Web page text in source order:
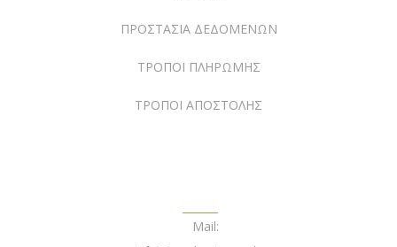
ΠΡΟΣΤΑΣΙΑ ΔΕΔΟΜΕΝΩΝ
ΤΡΟΠΟΙ ΠΛΗΡΩΜΗΣ
ΤΡΟΠΟΙ ΑΠΟΣΤΟΛΗΣ
Mail: